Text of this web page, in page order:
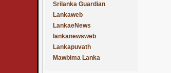
Srilanka Guardian
Lankaweb
LankaeNews
lankanewsweb
Lankapuvath
Mawbima Lanka